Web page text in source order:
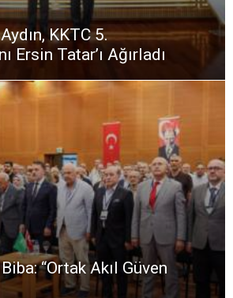
KKTC 5.
Ersin Tatar’ı Ağırladı
“Ortak Akıl Güven